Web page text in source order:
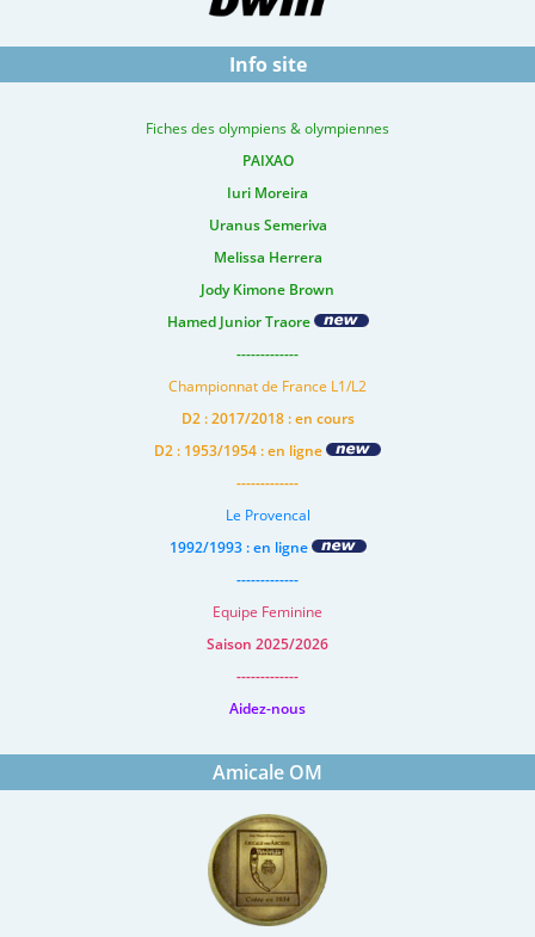
Info site
Fiches des olympiens & olympiennes
PAIXAO
Iuri Moreira
Uranus Semeriva
Melissa Herrera
Jody Kimone Brown
Hamed Junior Traore
-------------
Championnat de France L1/L2
D2 : 2017/2018 : en cours
D2 : 1953/1954 : en ligne
-------------
Le Provencal
1992/1993 : en ligne
-------------
Equipe Feminine
Saison 2025/2026
-------------
Aidez-nous
Amicale OM